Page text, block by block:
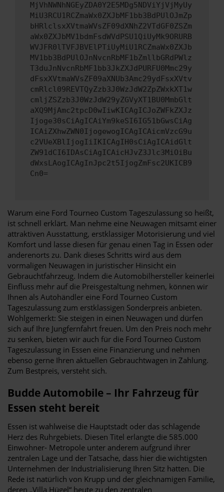
MjVhNWNhNGEyZDA0Y2E5MDg5NDViYjVjMyUy
MiU3RCU1RCZmaWx0ZXJbMF1bb3BdPUlOJmZp
bHRlclsxXVtmaWVsZF09dXNhZ2VTdGF0ZSZm
aWx0ZXJbMV1bdmFsdWVdPSU1QiUyMk9ORURB
WVJFR0lTVFJBVElPTiUyMiU1RCZmaWx0ZXJb
MV1bb3BdPUlOJnNvcnRbMF1bZmllbGRdPWlz
T3duJnNvcnRbMF1bb3JkZXJdPURFU0Mmc29y
dFsxXVtmaWVsZF09aXNUb3Amc29ydFsxXVtv
cmRlcl09REVTQyZzb3J0WzJdW2ZpZWxkXT1w
cmljZSZzb3J0WzJdW29yZGVyXT1BU0MmbGlt
aXQ9MjAmc2tpcD0wIiwKICAgICJoZWFkZXJz
Ijoge30sCiAgICAiYm9keSI6IG51bGwsCiAg
ICAiZXhwZWN0IjogewogICAgICAicmVzcG9u
c2VUeXBlIjogIiIKICAgIH0sCiAgICAidGlt
ZW91dCI6IDAsCiAgICAicHJvZ3Jlc3MiOiBu
dWxsLAogICAgInJpc2t5IjogZmFsc2UKICB9
Cn0=
Warum eine Ford Tourneo Custom Tageszulassung so heißt,
ist schnell erklärt. Man nehme eine Neuwagen mitsamt einer
attraktiven Ausstattung, erstklassiger Motorisierung und viel
Komfort und lasse diesen für genau einen Tag in Essen oder
anderenorts zu. Dank dieses Schritts wird aus dem
vormaligen Neuwagen in juristischer Hinsicht ein
Gebrauchtfahrzeug. Indem die Automobilhersteller keinerlei
Einfluss mehr auf die Preisgestaltung nehmen, können wir
Ihnen als Autohändler eine Ford Tourneo Custom
Tageszulassung zum erstklassigen Sonderpreis anbieten.
Wohlgemerkt: Sie steigen in einen Neuwagen und dürfen
sich auf Ihre Jungfernfahrt freuen. Um den Preis noch mehr
zu senken, bieten wir auch für die Ford Tourneo Custom
Tageszulassung in Essen eine Finanzierung und nehmen
ebenso gerne Ihren aktuellen Gebrauchtwagen in Zahlung.
Zum Bestpreis, versteht sich.
Budde Automobile – Ihr Fahrzeug für
Essen steht bereit
Essen ist wahlweise die Hauptstadt oder das schlagende
Herz des Ruhrgebiets. Diesen Titel erlangte die 585.000
Einwohner- Metropole unter anderem aufgrund ihrer
zentralen Lage und der Tatsache, dass hier die wichtigsten
Unternehmen der Industrialisierung Ihren Sitz hatten. Die
Rede ist natürlich von Krupp und der gleichnamigen Familie,
deren „Villa Hügel“ heute zu den zentralen